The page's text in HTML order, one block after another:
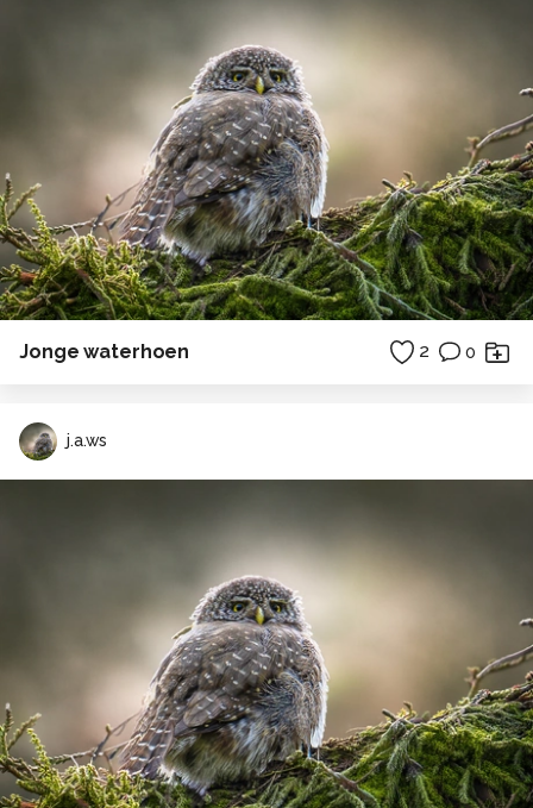
Jonge waterhoen 2 0
j.a.ws